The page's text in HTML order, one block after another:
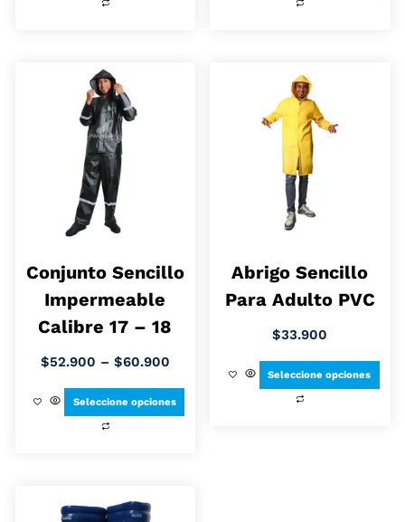
Conjunto Sencillo
Impermeable
Calibre 17 – 18
$52.900 – $60.900
Seleccione opciones
Abrigo Sencillo
Para Adulto PVC
$33.900
Seleccione opciones